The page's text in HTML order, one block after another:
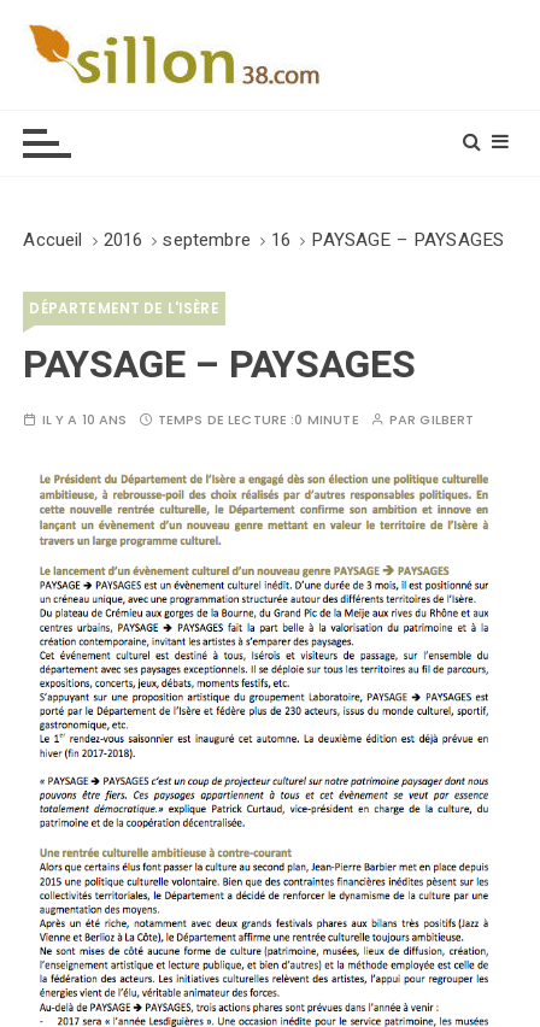
Accueil 2016 septembre 16 PAYSAGE – PAYSAGES
DÉPARTEMENT DE L'ISÈRE
PAYSAGE – PAYSAGES
IL Y A 10 ANS TEMPS DE LECTURE :0 MINUTE PARGILBERT